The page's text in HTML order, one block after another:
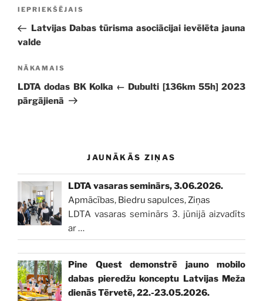
Iepriekšējā
ziņa:
IEPRIEKŠĒJAIS
Latvijas Dabas tūrisma asociācijai ievēlēta jauna
valde
Nākamā
ziņa
NĀKAMAIS
LDTA dodas BK Kolka ← Dubulti [136km 55h] 2023
pārgājienā
JAUNĀKĀS ZIŅAS
LDTA vasaras seminārs, 3.06.2026.
Apmācības, Biedru sapulces,Ziņas
LDTA vasaras seminārs 3. jūnijā aizvadīts
ar…
Pine Quest demonstrē jauno mobilo
dabas pieredžu konceptu Latvijas Meža
dienās Tērvetē, 22.-23.05.2026.